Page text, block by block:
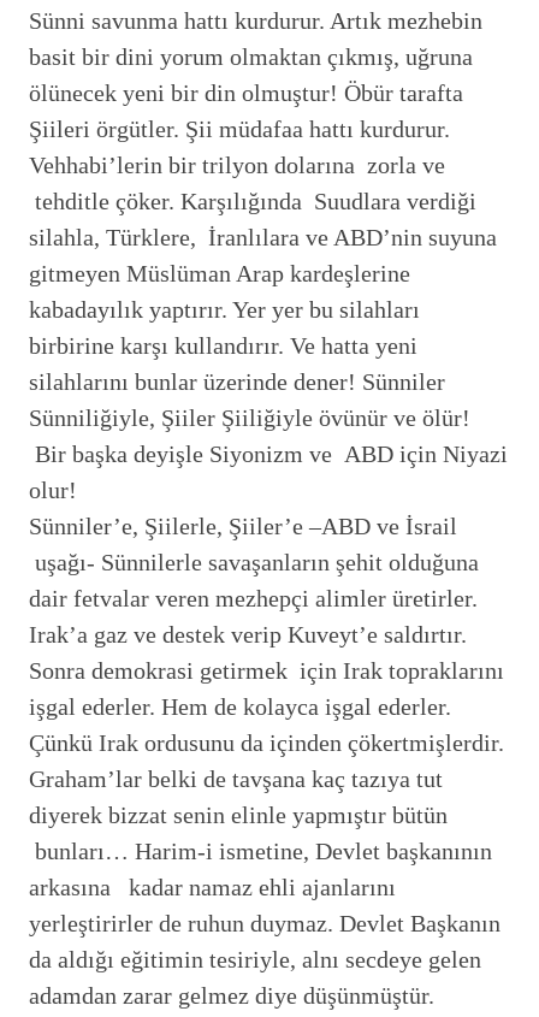
Sünni savunma hattı kurdurur. Artık mezhebin
basit bir dini yorum olmaktan çıkmış, uğruna
ölünecek yeni bir din olmuştur! Öbür tarafta
Şiileri örgütler. Şii müdafaa hattı kurdurur.
Vehhabi’lerin bir trilyon dolarına zorla ve
tehditle çöker. Karşılığında Suudlara verdiği
silahla, Türklere, İranlılara ve ABD’nin suyuna
gitmeyen Müslüman Arap kardeşlerine
kabadayılık yaptırır. Yer yer bu silahları
birbirine karşı kullandırır. Ve hatta yeni
silahlarını bunlar üzerinde dener! Sünniler
Sünniliğiyle, Şiiler Şiiliğiyle övünür ve ölür!
Bir başka deyişle Siyonizm ve ABD için Niyazi
olur!
Sünniler’e, Şiilerle, Şiiler’e –ABD ve İsrail
uşağı- Sünnilerle savaşanların şehit olduğuna
dair fetvalar veren mezhepçi alimler üretirler.
Irak’a gaz ve destek verip Kuveyt’e saldırtır.
Sonra demokrasi getirmek için Irak topraklarını
işgal ederler. Hem de kolayca işgal ederler.
Çünkü Irak ordusunu da içinden çökertmişlerdir.
Graham’lar belki de tavşana kaç tazıya tut
diyerek bizzat senin elinle yapmıştır bütün
bunları… Harim-i ismetine, Devlet başkanının
arkasına kadar namaz ehli ajanlarını
yerleştirirler de ruhun duymaz. Devlet Başkanın
da aldığı eğitimin tesiriyle, alnı secdeye gelen
adamdan zarar gelmez diye düşünmüştür.